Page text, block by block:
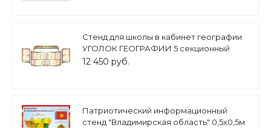
Стенд для школы в кабинет географии
УГОЛОК ГЕОГРАФИИ 5 секционный
2,3*1м 16 карманов арт. 3568
12 450 руб.
Патриотический информационный
стенд "Владимирская область" 0,5х0,5м